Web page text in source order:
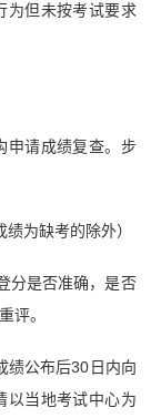
为但未按考试要求
申请成绩复查。步
为缺考的除外）
分是否准确，是否
评。
绩公布后30日内向
以当地考试中心为